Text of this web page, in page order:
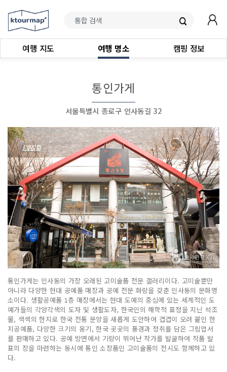
여행 지도 여행 명소 캠핑 정보
통인가게
서울특별시 종로구 인사동길 32
통인가게는 인사동의 가장 오래된 고미술품 전문 갤러리이다. 고미술뿐만
아니라 다양한 현대 공예품 매장과 공예 전문 화랑을 갖춘 인사동의 문화명
소이다. 생활공예품 1층 매장에서는 현대 도예의 중심에 있는 세계적인 도
예가들의 각양각색의 도자 및 생활도자, 한국인의 해학적 표정을 지닌 석조
물, 색색의 한지로 한국 전통 문양을 새롭게 도안하여 겹겹이 오려 붙인 한
지공예품, 다양한 크기의 옹기, 한국 곳곳의 풍경과 정취를 담은 그림엽서
를 판매하고 있다. 공예 방면에서 기량이 뛰어난 작가를 발굴하여 작품 발
표의 장을 마련하는 동시에 통인 소장품인 고미술품의 전시도 함께하고 있
다.